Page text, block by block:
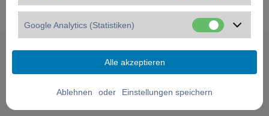
Cookies verwalten
Google Analytics (Statistiken)
oder